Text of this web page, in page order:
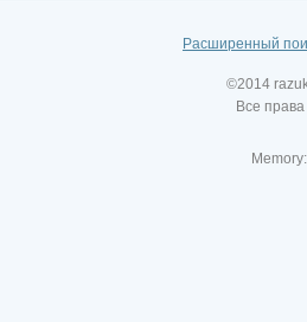
Расширенный
©2014
Все